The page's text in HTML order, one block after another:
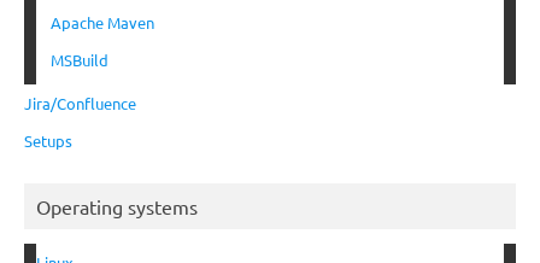
Apache Maven
MSBuild
Jira/Confluence
Setups
Operating systems